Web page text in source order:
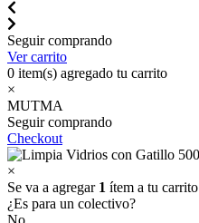
Seguir comprando
Ver carrito
0 item(s) agregado tu carrito
×
MUTMA
Seguir comprando
Checkout
×
Se va a agregar 1 ítem a tu carrito
¿Es para un colectivo?
No